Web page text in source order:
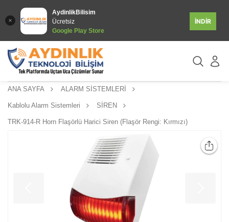
AydinlikBilisim
Ücretsiz
Google Play Store
İNDİR
ANA SAYFA ALARM SİSTEMLERİ
Kablolu Alarm Sistemleri SİREN
TRK-914-R Horn Flaşörlü Harici Siren (Flaşör Rengi: Kırmızı)